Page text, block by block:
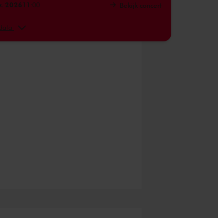
202611:00 Bekijk concert
202611:00 Bekijk concert